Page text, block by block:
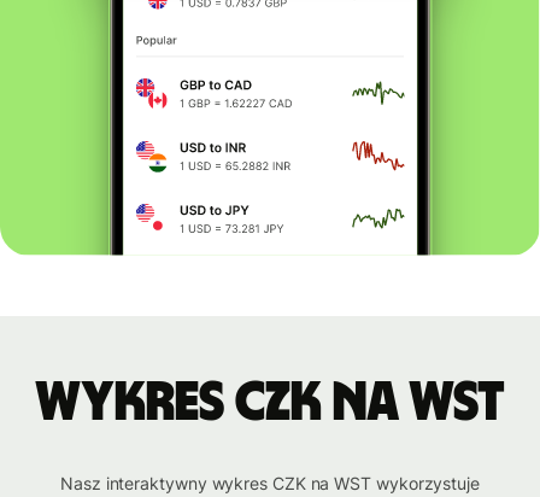
Wykres CZK na WST
Nasz interaktywny wykres CZK na WST wykorzystuje